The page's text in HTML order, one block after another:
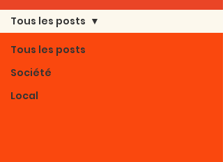
Tous les posts
Société
Local
Tous les posts